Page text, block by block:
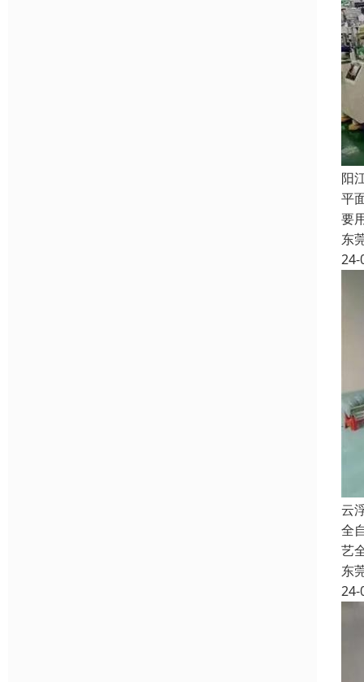
阳
平
要
东
24-
云
全
艺
东
24-